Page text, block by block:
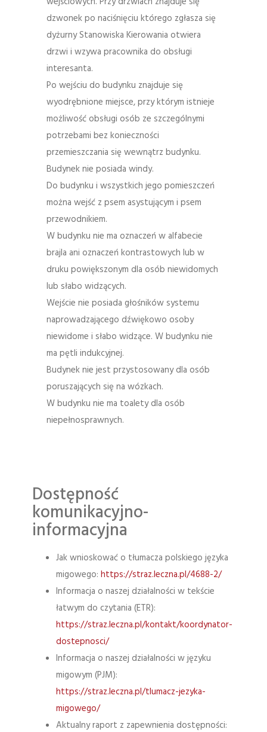
dzwonek po naciśnięciu którego zgłasza się
dyżurny Stanowiska Kierowania otwiera
drzwi i wzywa pracownika do obsługi
interesanta.
Po wejściu do budynku znajduje się
wyodrębnione miejsce, przy którym istnieje
możliwość obsługi osób ze szczególnymi
potrzebami bez konieczności
przemieszczania się wewnątrz budynku.
Budynek nie posiada windy.
Do budynku i wszystkich jego pomieszczeń
można wejść z psem asystującym i psem
przewodnikiem.
W budynku nie ma oznaczeń w alfabecie
brajla ani oznaczeń kontrastowych lub w
druku powiększonym dla osób niewidomych
lub słabo widzących.
Wejście nie posiada głośników systemu
naprowadzającego dźwiękowo osoby
niewidome i słabo widzące. W budynku nie
ma pętli indukcyjnej.
Budynek nie jest przystosowany dla osób
poruszających się na wózkach.
W budynku nie ma toalety dla osób
niepełnosprawnych.
Dostępność
komunikacyjno-
informacyjna
Jak wnioskować o tłumacza polskiego języka
migowego: https://straz.leczna.pl/4688-2/
Informacja o naszej działalności w tekście
łatwym do czytania (ETR):
https://straz.leczna.pl/kontakt/koordynator-
dostepnosci/
Informacja o naszej działalności w języku
migowym (PJM):
https://straz.leczna.pl/tlumacz-jezyka-
migowego/
Aktualny raport z zapewnienia dostępności: